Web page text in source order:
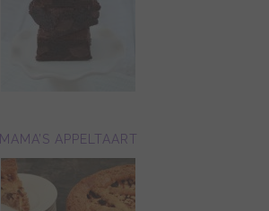
MAMA’S APPELTAART